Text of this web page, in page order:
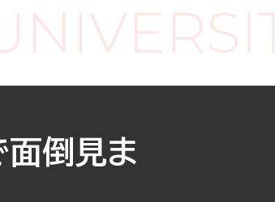
面倒見ま